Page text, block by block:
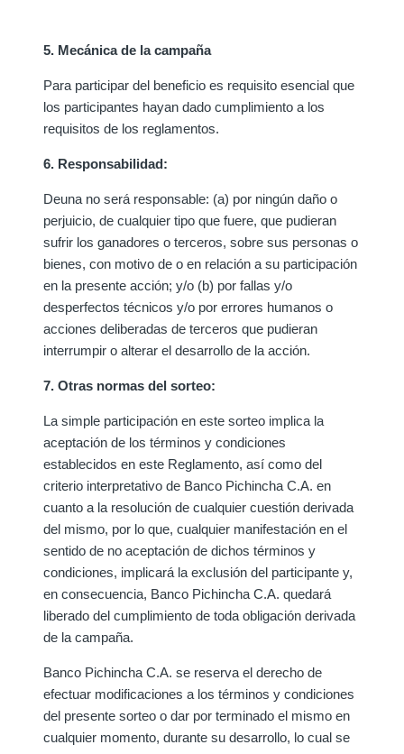
5. Mecánica de la campaña
Para participar del beneficio es requisito esencial que
los participantes hayan dado cumplimiento a los
requisitos de los reglamentos.
6. Responsabilidad:
Deuna no será responsable: (a) por ningún daño o
perjuicio, de cualquier tipo que fuere, que pudieran
sufrir los ganadores o terceros, sobre sus personas o
bienes, con motivo de o en relación a su participación
en la presente acción; y/o (b) por fallas y/o
desperfectos técnicos y/o por errores humanos o
acciones deliberadas de terceros que pudieran
interrumpir o alterar el desarrollo de la acción.
7. Otras normas del sorteo:
La simple participación en este sorteo implica la
aceptación de los términos y condiciones
establecidos en este Reglamento, así como del
criterio interpretativo de Banco Pichincha C.A. en
cuanto a la resolución de cualquier cuestión derivada
del mismo, por lo que, cualquier manifestación en el
sentido de no aceptación de dichos términos y
condiciones, implicará la exclusión del participante y,
en consecuencia, Banco Pichincha C.A. quedará
liberado del cumplimiento de toda obligación derivada
de la campaña.
Banco Pichincha C.A. se reserva el derecho de
efectuar modificaciones a los términos y condiciones
del presente sorteo o dar por terminado el mismo en
cualquier momento, durante su desarrollo, lo cual se